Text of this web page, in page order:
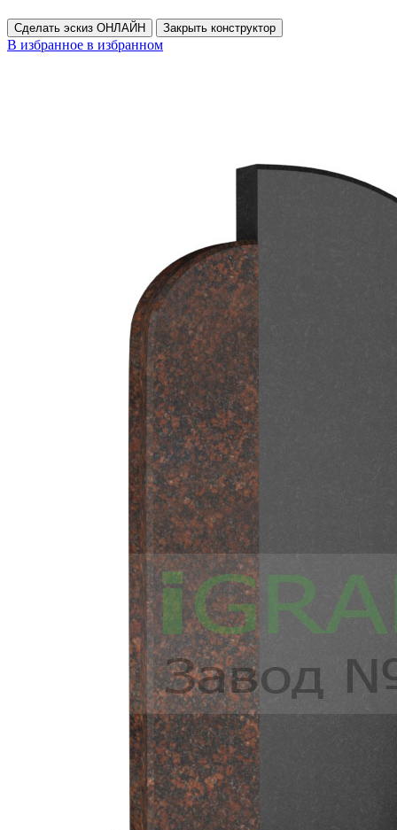
Сделать эскиз ОНЛАЙН Закрыть конструктор
В избранное в избранном